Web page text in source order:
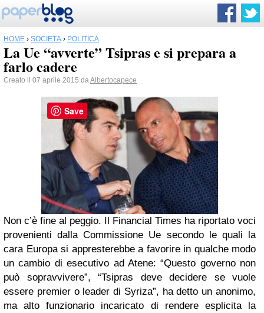
HOME › SOCIETÀ › POLITICA
La Ue “avverte” Tsipras e si prepara a
farlo cadere
Creato il 07 aprile 2015 daAlbertocapece
Non c’è fine al peggio. Il Financial Times ha riportato voci
provenienti dalla Commissione Ue secondo le quali la
cara Europa si appresterebbe a favorire in qualche modo
un cambio di esecutivo ad Atene: “Questo governo non
può sopravvivere”, “Tsipras deve decidere se vuole
essere premier o leader di Syriza”, ha detto un anonimo,
ma alto funzionario incaricato di rendere esplicita la
Save